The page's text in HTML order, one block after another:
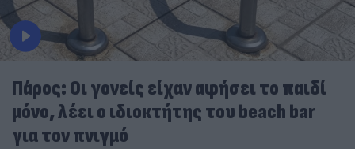
Πάρος: Οι γονείς είχαν αφήσει το παιδί
μόνο, λέει ο ιδιοκτήτης του beach bar
για τον πνιγμό